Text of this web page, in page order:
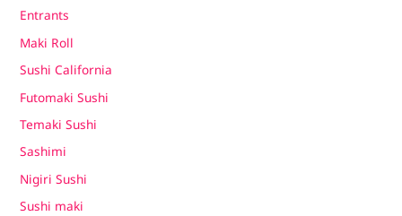
Entrants
Maki Roll
Sushi California
Futomaki Sushi
Temaki Sushi
Sashimi
Nigiri Sushi
Sushi maki